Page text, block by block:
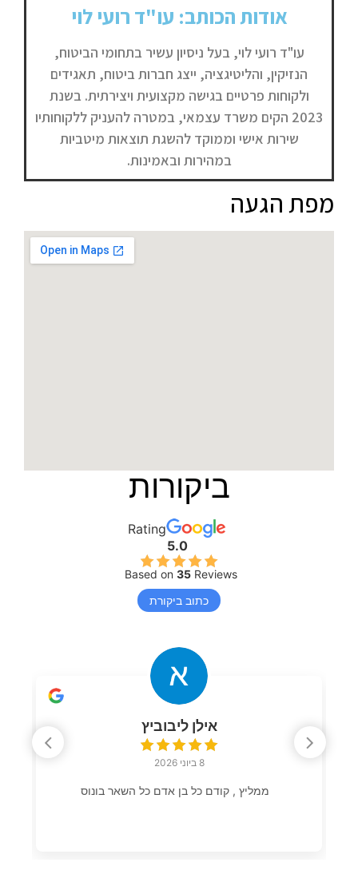
אודות הכותב: עו"ד רועי לוי
עו"ד רועי לוי, בעל ניסיון עשיר בתחומי הביטוח,
הנזיקין, והליטיגציה, ייצג חברות ביטוח, תאגידים
ולקוחות פרטיים בגישה מקצועית ויצירתית. בשנת
2023 הקים משרד עצמאי, במטרה להעניק ללקוחותיו
שירות אישי וממוקד להשגת תוצאות מיטביות
במהירות ובאמינות.
מפת הגעה
ביקורות
Rating
5.0
Based on 35 Reviews
כתוב ביקורת
אילן ליבוביץ
8 ביוני 2026
ממליץ , קודם כל בן אדם כל השאר בונוס